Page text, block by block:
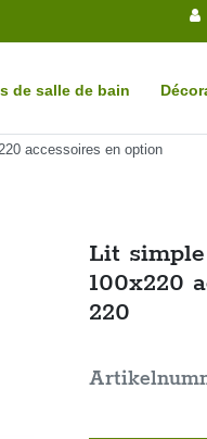
de salle de bain
accessoires en option
Lit
100x220
220